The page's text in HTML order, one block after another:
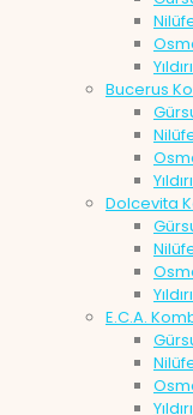
Bucerus
Dolcevita
E.C.A.